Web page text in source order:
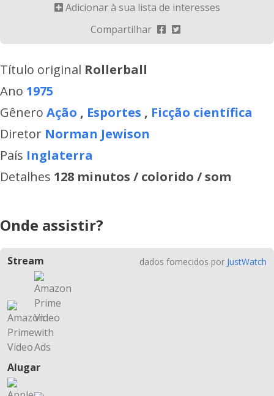
Adicionar à sua lista de interesses
Compartilhar
Título original Rollerball
Ano 1975
Gênero Ação , Esportes , Ficção científica
Diretor Norman Jewison
País Inglaterra
Detalhes 128 minutos / colorido / som
Onde assistir?
Stream
Alugar
dados fornecidos por JustWatch